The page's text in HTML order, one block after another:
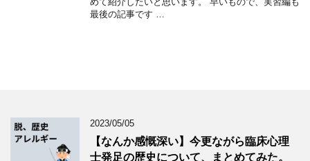
最後の記事です …
2023/05/05
【なんか感慨深い】今更ながら臨床心理
士発足の歴史について、まとめてみた。